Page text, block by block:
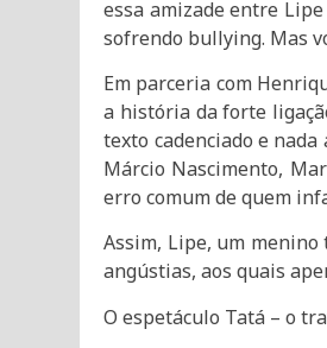
essa amizade entre
sofrendo bullying. Mas
Em parceria com
a história da forte
texto cadenciado e
Márcio Nascimento,
erro comum de quem
Assim, Lipe, um
angústias, aos quais
O espetáculo Tatá – o